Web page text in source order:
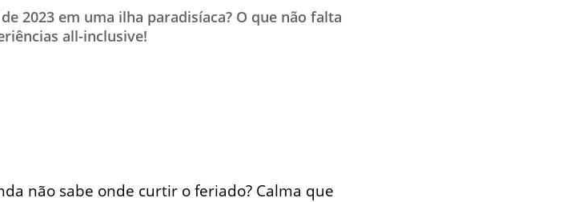
E APROVADO
2023 em uma ilha paradisíaca? O que não falta
all-inclusive!
não sabe onde curtir o feriado? Calma que